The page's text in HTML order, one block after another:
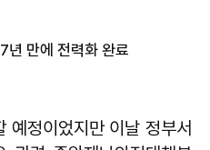
년 만에 전력화 완료
예정이었지만 이날 정부서